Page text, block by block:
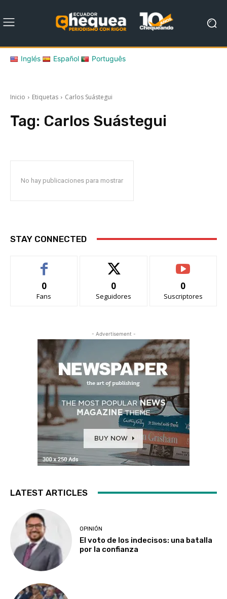
Inglés Español Português
Inicio Etiquetas Carlos Suástegui
Tag: Carlos Suástegui
No hay publicaciones para mostrar
STAY CONNECTED
0
Fans
0
Seguidores
0
Suscriptores
- Advertisement -
LATEST ARTICLES
OPINIÓN
El voto de los indecisos: una batalla
por la confianza